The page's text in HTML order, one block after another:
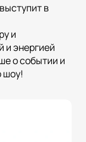
в
и
и энергией
о событии и
шоу!